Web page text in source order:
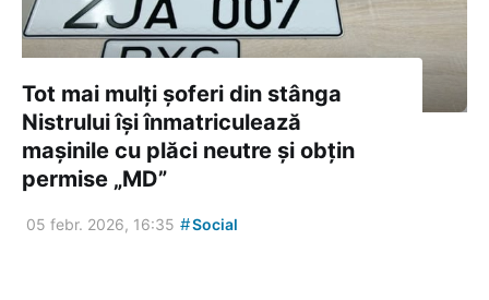
Tot mai mulți șoferi din stânga
Nistrului își înmatriculează
mașinile cu plăci neutre și obțin
permise „MD”
05 febr. 2026, 16:35 #Social